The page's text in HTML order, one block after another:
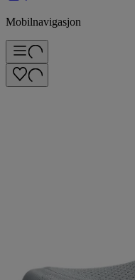
Mobilnavigasjon